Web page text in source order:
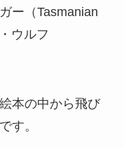
ー（Tasmanian
ウルフ
本の中から飛び
す。